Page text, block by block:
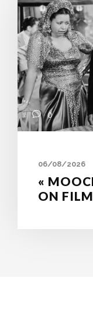
0
06/08/2026
«
ON FILM